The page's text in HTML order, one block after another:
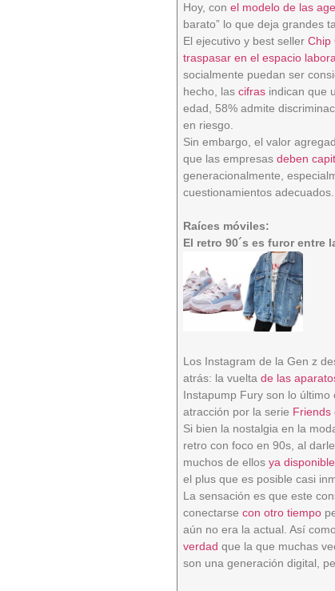
Hoy, conel modelo de las
barato” lo que deja grandes
El ejecutivo y best sellerChip
traspasar en el espacio
socialmente puedan ser
hecho, lascifras indican que
edad, 58% admite
en riesgo.
Sin embargo, el valor
que las empresasdeben
generacionalmente,
cuestionamientos adecuados.
Raíces móviles:
El retro 90´s es furor entre
Los Instagram de la Gen z
atrás: la vueltade las
Instapump Fury son lo
atracción por la serie Friends
Si bien la nostalgia en la
retro con foco en 90s, al
muchos de ellosya
el plus que es posible casi
La sensación es que este
conectarsecon otro tiempo
aún no era la actual. Así
verdad que la que muchas
son una generación digital,